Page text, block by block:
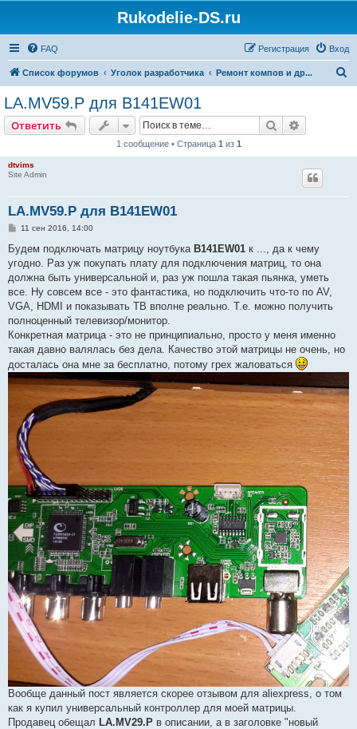
Rukodelie-DS.ru
FAQ Вход
Регистрация
Список форумов Уголок разработчика Ремонт компов и др...
LA.MV59.P для B141EW01
Ответить Поиск
1 сообщение • Страница 1 из 1
dtvims
Site Admin
LA.MV59.P для B141EW01
С
о
б
щ
е
и
е
11 сен 2016, 14:00
Будем подключать матрицу ноутбука B141EW01 к ..., да к чему
угодно. Раз уж покупать плату для подключения матриц, то она
должна быть универсальной и, раз уж пошла такая пьянка, уметь
все. Ну совсем все - это фантастика, но подключить что-то по AV,
VGA, HDMI и показывать ТВ вполне реально. Т.е. можно получить
полноценный телевизор/монитор.
Конкретная матрица - это не принципиально, просто у меня именно
такая давно валялась без дела. Качество этой матрицы не очень, но
досталась она мне за бесплатно, потому грех жаловаться
Вообще данный пост является скорее отзывом для aliexpress, о том
как я купил универсальный контроллер для моей матрицы.
Продавец обещал LA.MV29.P в описании, а в заголовке "новый